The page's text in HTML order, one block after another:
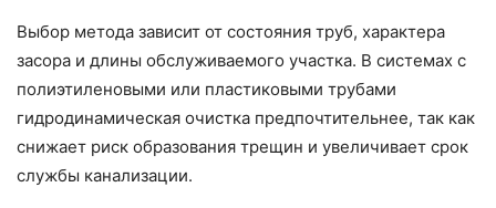
Выбор метода зависит от состояния труб, характера
засора и длины обслуживаемого участка. В системах с
полиэтиленовыми или пластиковыми трубами
гидродинамическая очистка предпочтительнее, так как
снижает риск образования трещин и увеличивает срок
службы канализации.